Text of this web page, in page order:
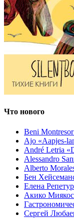
Что нового
Beni
Ajo «Aapjes-
André Letria
Alessandro
Alberto
Бен
Елена
Акико
Сергей